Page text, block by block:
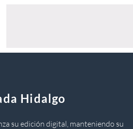
Hidalgo
su edición digital, manteniendo su